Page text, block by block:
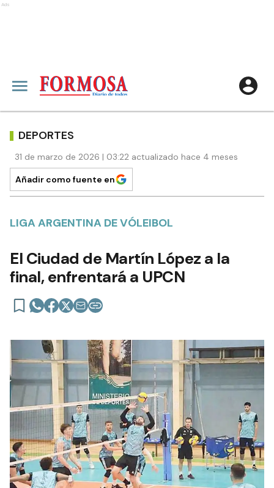
Ads
DEPORTES
31 de marzo de 2026 | 03:22 actualizado hace 4 meses
Añadir como fuente en
LIGA ARGENTINA DE VÓLEIBOL
El Ciudad de Martín López a la
final, enfrentará a UPCN